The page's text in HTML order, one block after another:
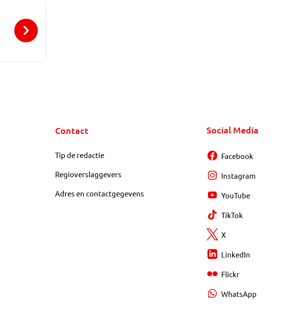
Contact
Tip de redactie
Regioverslaggevers
Adres en contactgegevens
Social Media
Facebook
Instagram
YouTube
TikTok
X
LinkedIn
Flickr
WhatsApp